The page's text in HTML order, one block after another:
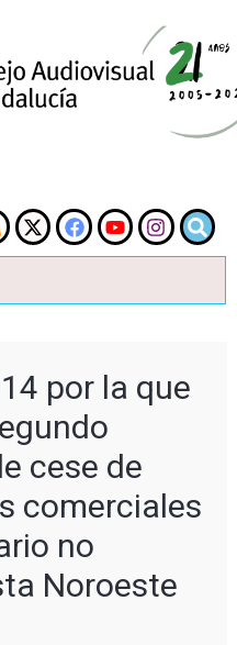
por la que
cese de
comerciales
no
Noroeste